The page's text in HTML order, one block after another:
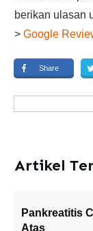
berikan ulasan
> Google
Share
Artikel
Pankreatitis
Atas